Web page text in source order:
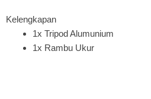
Kelengkapan
1x Tripod Alumunium
1x Rambu Ukur